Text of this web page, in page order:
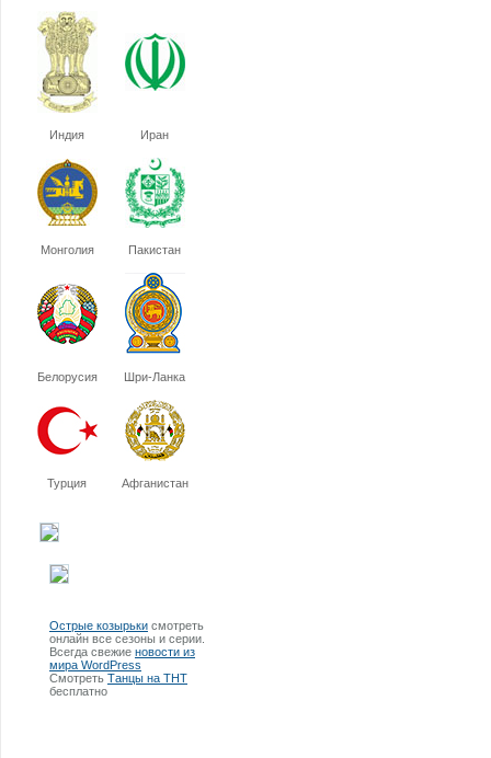
Индия Иран
Монголия Пакистан
Белорусия Шри-Ланка
Турция Афганистан
Острые козырьки смотреть
онлайн все сезоны и серии.
Всегда свежие новости из
мира WordPress
Смотреть Танцы на ТНТ
бесплатно